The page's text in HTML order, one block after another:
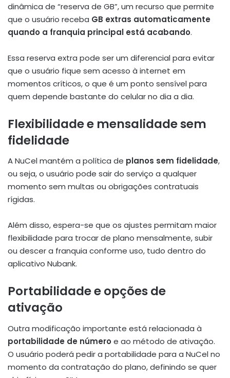
dinâmica de “reserva de GB”, um recurso que permite
que o usuário receba GB extras automaticamente
quando a franquia principal está acabando.
Essa reserva extra pode ser um diferencial para evitar
que o usuário fique sem acesso à internet em
momentos críticos, o que é um ponto sensível para
quem depende bastante do celular no dia a dia.
Flexibilidade e mensalidade sem
fidelidade
A NuCel mantém a política de planos sem fidelidade,
ou seja, o usuário pode sair do serviço a qualquer
momento sem multas ou obrigações contratuais
rígidas.
Além disso, espera-se que os ajustes permitam maior
flexibilidade para trocar de plano mensalmente, subir
ou descer a franquia conforme uso, tudo dentro do
aplicativo Nubank.
Portabilidade e opções de
ativação
Outra modificação importante está relacionada à
portabilidade de número e ao método de ativação.
O usuário poderá pedir a portabilidade para a NuCel no
momento da contratação do plano, definindo se quer